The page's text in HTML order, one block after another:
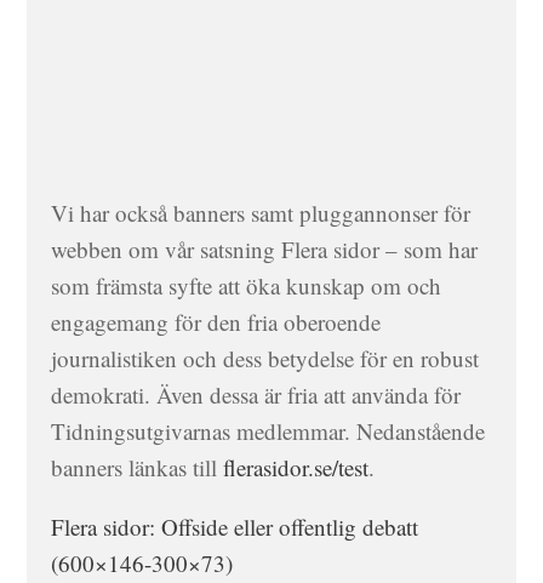
Vi har också banners samt pluggannonser för
webben om vår satsning Flera sidor – som har
som främsta syfte att öka kunskap om och
engagemang för den fria oberoende
journalistiken och dess betydelse för en robust
demokrati. Även dessa är fria att använda för
Tidningsutgivarnas medlemmar. Nedanstående
banners länkas tillflerasidor.se/test.
Flera sidor: Offside eller offentlig debatt
(600×146-300×73)